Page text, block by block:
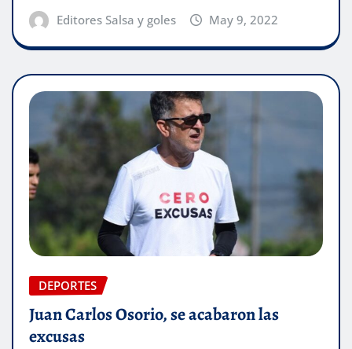
Editores Salsa y goles May 9, 2022
DEPORTES
Juan Carlos Osorio, se acabaron las
excusas